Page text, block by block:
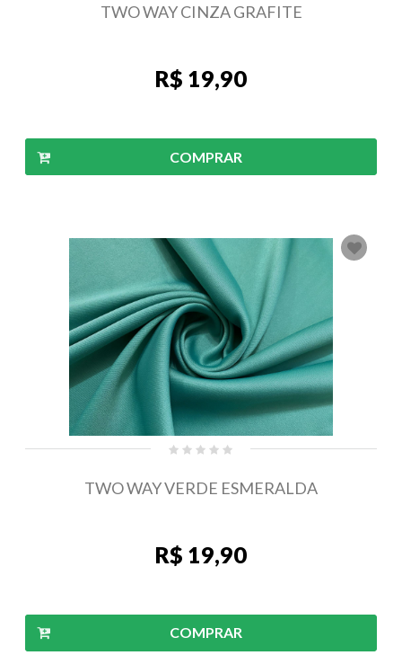
TWO WAY CINZA GRAFITE
R$ 19,90
COMPRAR
TWO WAY VERDE ESMERALDA
R$ 19,90
COMPRAR